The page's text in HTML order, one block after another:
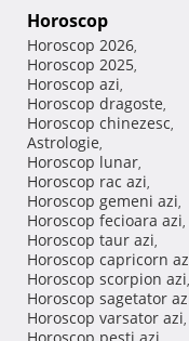
Horoscop
Horoscop 2026,
Horoscop 2025,
Horoscop azi,
Horoscop dragoste,
Horoscop chinezesc,
Astrologie,
Horoscop lunar,
Horoscop rac azi,
Horoscop gemeni azi,
Horoscop fecioara azi,
Horoscop taur azi,
Horoscop capricorn
Horoscop scorpion azi,
Horoscop sagetator
Horoscop varsator azi,